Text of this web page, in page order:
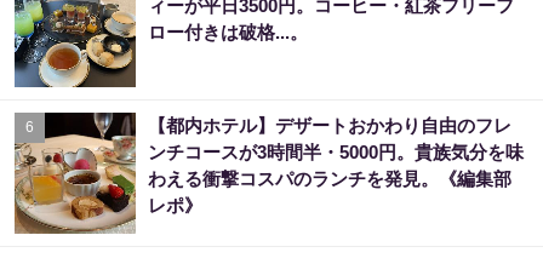
ィーが平日3500円。コーヒー・紅茶フリーフ
ロー付きは破格...。
6
【都内ホテル】デザートおかわり自由のフレ
ンチコースが3時間半・5000円。貴族気分を味
わえる衝撃コスパのランチを発見。《編集部
レポ》